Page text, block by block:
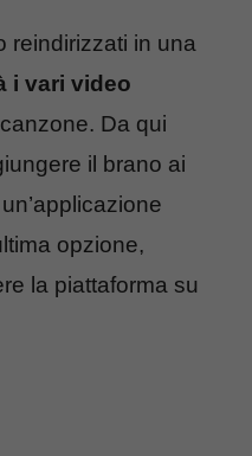
reindirizzati in una
i vari video
Da qui
il brano ai
opzione,
la piattaforma su